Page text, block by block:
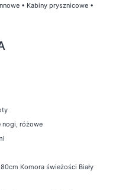
• Kabiny prysznicowe •
nogi, różowe
Komora świeżości Biały